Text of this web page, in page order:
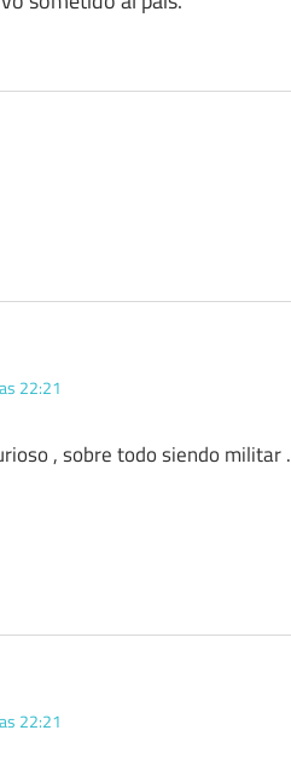
22:21
, sobre todo siendo militar .
22:21